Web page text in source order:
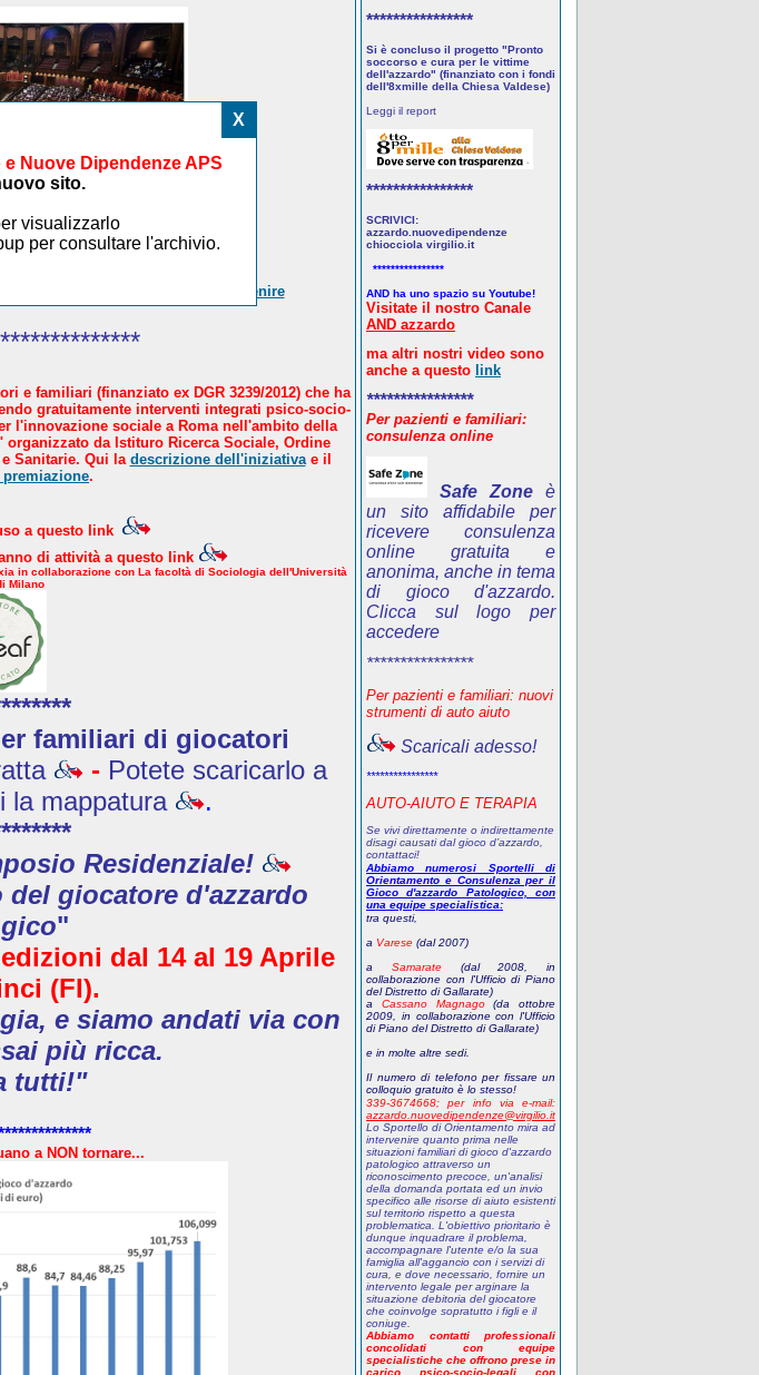
X
e Nuove Dipendenze APS
sito.
visualizzarlo
per consultare l'archivio.
al manifesto proposto da Avvenire
e familiari (finanziato ex DGR 3239/2012) che ha
gratuitamente interventi integrati psico-socio-
l'innovazione sociale a Roma nell'ambito della
da Istituro Ricerca Sociale, Ordine
Sanitarie. Qui ladescrizione dell'iniziativae il
.
a questo link
di attività a questo link
in collaborazione con La facoltà di Sociologia dell'Università
Milano
familiari di giocatori
- Potete scaricarlo a
la mappatura
.
Residenziale!
giocatore d'azzardo
"
dal 14 al 19 Aprile
(FI).
e siamo andati via con
più ricca.
tutti!"
a NON tornare...
****************
Si è concluso il progetto "Pronto
soccorso e cura per le vittime
dell'azzardo" (finanziato con i fondi
dell'8xmille della Chiesa Valdese)
Leggi il report
****************
SCRIVICI:
azzardo.nuovedipendenze
chiocciola virgilio.it
****************
AND ha uno spazio su Youtube!
Visitate il nostro Canale
AND azzardo
ma altri nostri video sono
anche a questo link
****************
Per pazienti e familiari:
consulenza online
Safe Zone è
un sito affidabile per
ricevere consulenza
online gratuita e
anonima, anche in tema
di gioco d'azzardo.
Clicca sul logo per
accedere
****************
Per pazienti e familiari: nuovi
strumenti di auto aiuto
Scaricali adesso!
****************
AUTO-AIUTO E TERAPIA
Se vivi direttamente o indirettamente
disagi causati dal gioco d’azzardo,
contattaci!
Abbiamo numerosi Sportelli di
Orientamento e Consulenza per il
Gioco d'azzardo Patologico, con
una equipe specialistica:
tra questi,
a Varese (dal 2007)
a Samarate (dal 2008, in
collaborazione con l'Ufficio di Piano
del Distretto di Gallarate)
a Cassano Magnago(da ottobre
2009, in collaborazione con l'Ufficio
di Piano del Distretto di Gallarate)
e in molte altre sedi.
Il numero di telefono per fissare un
colloquio gratuito è lo stesso!
339-3674668;
per info via e-mail:
azzardo.nuovedipendenze@virgilio.it
Lo Sportello di Orientamento mira ad
intervenire quanto prima nelle
situazioni familiari di gioco d'azzardo
patologico attraverso un
riconoscimento precoce, un'analisi
della domanda portata ed un invio
specifico alle risorse di aiuto esistenti
sul territorio rispetto a questa
problematica. L'obiettivo prioritario è
dunque inquadrare il problema,
accompagnare l'utente e/o la sua
famiglia all'aggancio con i servizi di
cura, e dove necessario, fornire un
intervento legale per arginare la
situazione debitoria del giocatore
che coinvolge sopratutto i figli e il
coniuge.
Abbiamo contatti professionali
concolidati con equipe
specialistiche che offrono prese in
carico psico-socio-legali con